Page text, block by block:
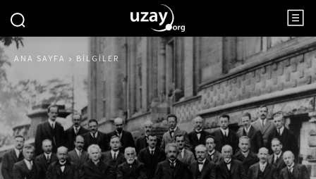
ANA SAYFA BILGILER